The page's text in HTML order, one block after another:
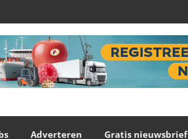
Adverteren Gratis nieuwsbrief